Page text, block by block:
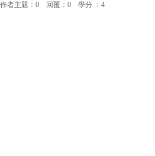
作者主題：0 回覆：0 學分 ：4